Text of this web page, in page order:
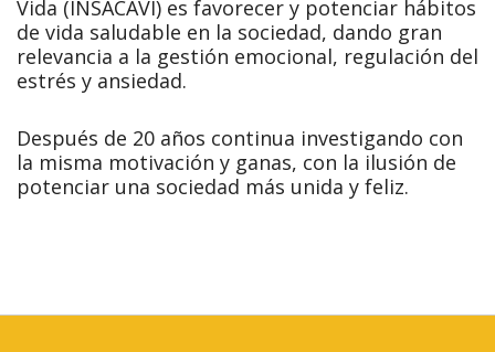
Vida (INSACAVI) es favorecer y potenciar hábitos
de vida saludable en la sociedad, dando gran
relevancia a la gestión emocional, regulación del
estrés y ansiedad.
Después de 20 años continua investigando con
la misma motivación y ganas, con la ilusión de
potenciar una sociedad más unida y feliz.